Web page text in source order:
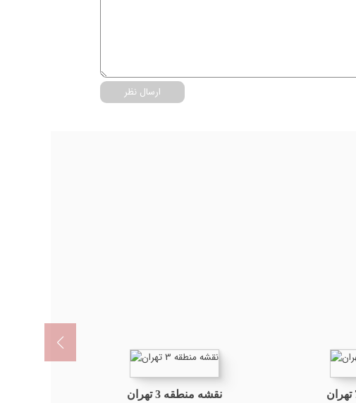
ارسال نظر
نقشه منطقه 3 تهران